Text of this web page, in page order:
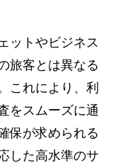
ットやビジネス
旅客とは異なる
これにより、利
をスムーズに通
保が求められる
した高水準のサ